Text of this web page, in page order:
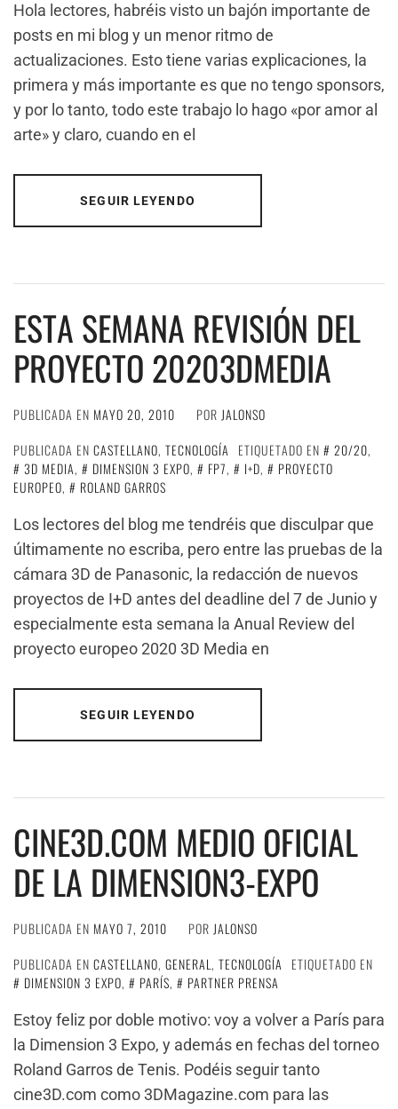
Hola lectores, habréis visto un bajón importante de
posts en mi blog y un menor ritmo de
actualizaciones. Esto tiene varias explicaciones, la
primera y más importante es que no tengo sponsors,
y por lo tanto, todo este trabajo lo hago «por amor al
arte» y claro, cuando en el
SEGUIR LEYENDO
ESTA SEMANA REVISIÓN DEL
PROYECTO 20203DMEDIA
PUBLICADA EN MAYO 20, 2010 POR JALONSO
PUBLICADA EN CASTELLANO, TECNOLOGÍA ETIQUETADO EN 20/20,
3D MEDIA, DIMENSION 3 EXPO, FP7, I+D,
PROYECTO
EUROPEO,
ROLAND GARROS
Los lectores del blog me tendréis que disculpar que
últimamente no escriba, pero entre las pruebas de la
cámara 3D de Panasonic, la redacción de nuevos
proyectos de I+D antes del deadline del 7 de Junio y
especialmente esta semana la Anual Review del
proyecto europeo 2020 3D Media en
SEGUIR LEYENDO
CINE3D.COM MEDIO OFICIAL
DE LA DIMENSION3-EXPO
PUBLICADA EN MAYO 7, 2010 POR JALONSO
PUBLICADA EN CASTELLANO, GENERAL, TECNOLOGÍA
ETIQUETADO EN
DIMENSION 3 EXPO, PARÍS,
PARTNER PRENSA
Estoy feliz por doble motivo: voy a volver a París para
la Dimension 3 Expo, y además en fechas del torneo
Roland Garros de Tenis. Podéis seguir tanto
cine3D.com como 3DMagazine.com para las